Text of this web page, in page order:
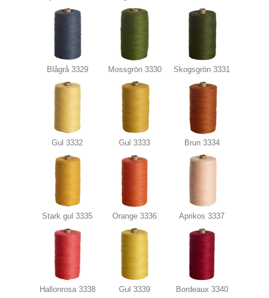
Blågrå 3329 Mossgrön 3330 Skogsgrön 3331
Gul 3332 Gul 3333 Brun 3334
Stark gul 3335 Orange 3336 Aprikos 3337
Hallonrosa 3338 Gul 3339 Bordeaux 3340